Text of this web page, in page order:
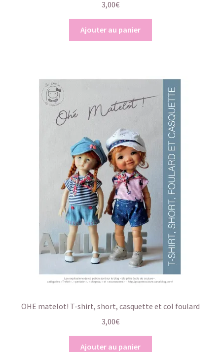
3,00€
Ajouter au panier
OHE matelot! T-shirt, short, casquette et col foulard
3,00€
Ajouter au panier